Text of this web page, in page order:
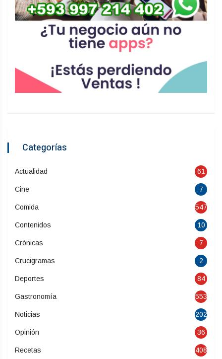
Categorías
Actualidad 61
Cine 7
Comida 547
Contenidos 10
Crónicas 7
Crucigramas 2
Deportes 84
Gastronomía 553
Noticias 202
Opinión 36
Recetas 408